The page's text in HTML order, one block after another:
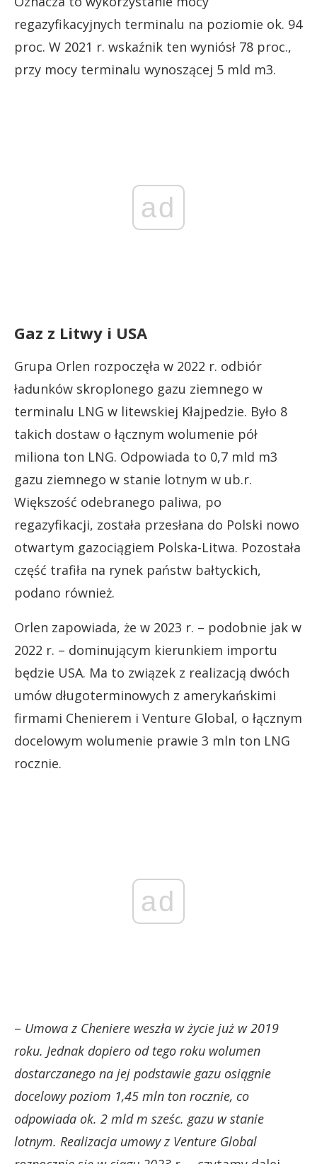
regazyfikacyjnych terminalu na poziomie ok. 94
proc. W 2021 r. wskaźnik ten wyniósł 78 proc.,
przy mocy terminalu wynoszącej 5 mld m3.
ad
Gaz z Litwy i USA
Grupa Orlen rozpoczęła w 2022 r. odbiór
ładunków skroplonego gazu ziemnego w
terminalu LNG w litewskiej Kłajpedzie. Było 8
takich dostaw o łącznym wolumenie pół
miliona ton LNG. Odpowiada to 0,7 mld m3
gazu ziemnego w stanie lotnym w ub.r.
Większość odebranego paliwa, po
regazyfikacji, została przesłana do Polski nowo
otwartym gazociągiem Polska-Litwa. Pozostała
część trafiła na rynek państw bałtyckich,
podano również.
Orlen zapowiada, że w 2023 r. – podobnie jak w
2022 r. – dominującym kierunkiem importu
będzie USA. Ma to związek z realizacją dwóch
umów długoterminowych z amerykańskimi
firmami Chenierem i Venture Global, o łącznym
docelowym wolumenie prawie 3 mln ton LNG
rocznie.
ad
– Umowa z Cheniere weszła w życie już w 2019
roku. Jednak dopiero od tego roku wolumen
dostarczanego na jej podstawie gazu osiągnie
docelowy poziom 1,45 mln ton rocznie, co
odpowiada ok. 2 mld m sześc. gazu w stanie
lotnym. Realizacja umowy z Venture Global